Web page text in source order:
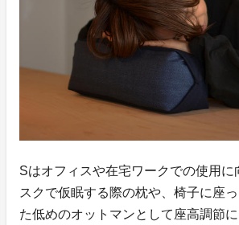
Sはオフィスや在宅ワークでの使用に
スクで仮眠する際の枕や、椅子に座
た低めのオットマンとして座高調節に